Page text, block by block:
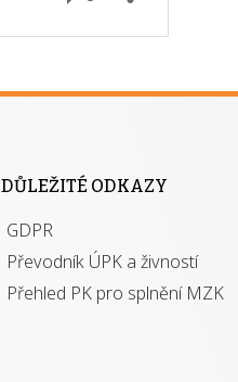
DŮLEŽITÉ ODKAZY
GDPR
Převodník ÚPK a živností
Přehled PK pro splnění MZK